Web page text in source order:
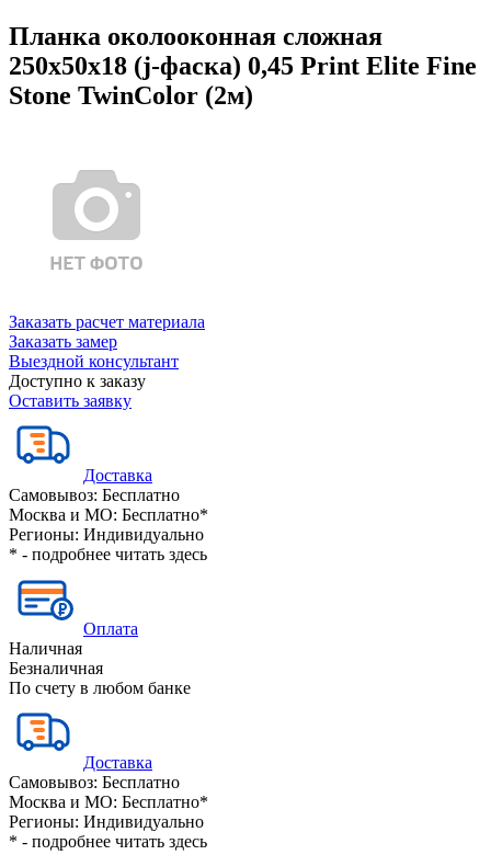
Планка околооконная сложная
250х50х18 (j-фаска) 0,45 Print Elite Fine
Stone TwinColor (2м)
Заказать расчет материала
Заказать замер
Выездной консультант
Доступно к заказу
Оставить заявку
Доставка
Самовывоз: Бесплатно
Москва и МО: Бесплатно*
Регионы: Индивидуально
* - подробнее читать здесь
Оплата
Наличная
Безналичная
По счету в любом банке
Доставка
Самовывоз: Бесплатно
Москва и МО: Бесплатно*
Регионы: Индивидуально
* - подробнее читать здесь